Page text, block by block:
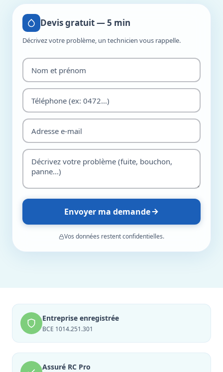
Devis gratuit — 5 min
Décrivez votre problème, un technicien vous rappelle.
Envoyer ma demande
Vos données restent confidentielles.
Entreprise enregistrée
BCE 1014.251.301
Assuré RC Pro